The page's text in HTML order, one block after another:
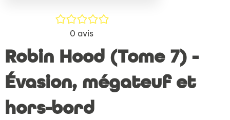
/5
0 avis
Robin Hood (Tome 7) -
Évasion, mégateuf et
hors-bord